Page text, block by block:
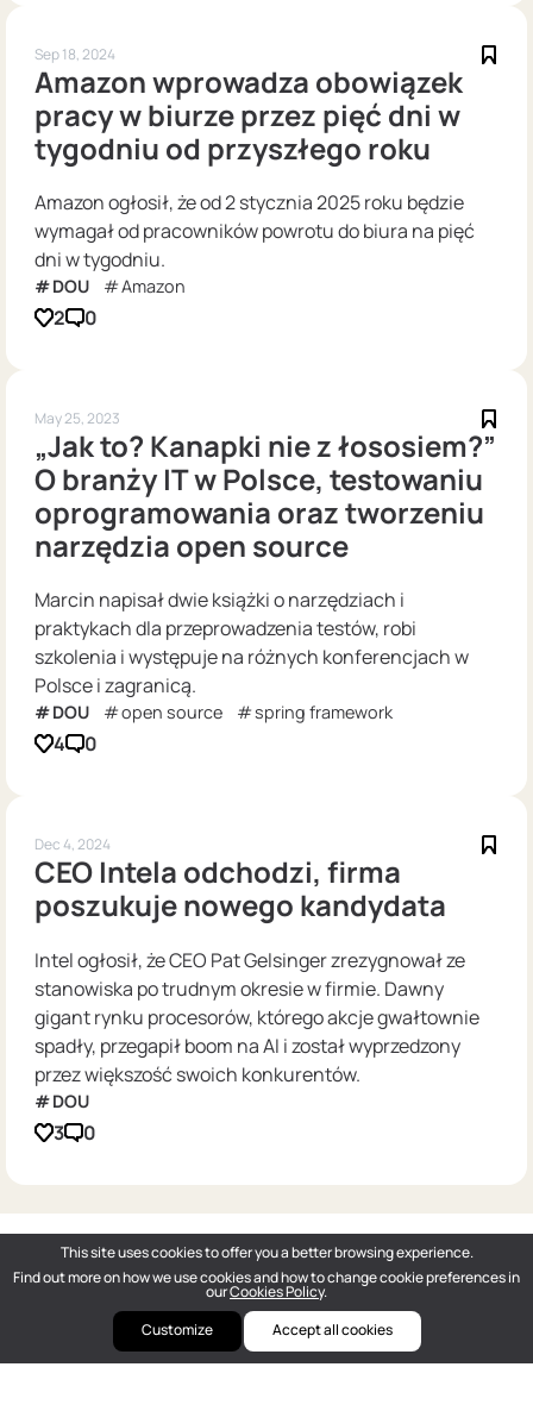
Sep 18, 2024
Amazon wprowadza obowiązek
pracy w biurze przez pięć dni w
tygodniu od przyszłego roku
Amazon ogłosił, że od 2 stycznia 2025 roku będzie
wymagał od pracowników powrotu do biura na pięć
dni w tygodniu.
DOU Amazon
2 0
May 25, 2023
„Jak to? Kanapki nie z łososiem?”
O branży IT w Polsce, testowaniu
oprogramowania oraz tworzeniu
narzędzia open source
Marcin napisał dwie książki o narzędziach i
praktykach dla przeprowadzenia testów, robi
szkolenia i występuje na różnych konferencjach w
Polsce i zagranicą.
DOU open source spring framework
4 0
Dec 4, 2024
CEO Intela odchodzi, firma
poszukuje nowego kandydata
Intel ogłosił, że CEO Pat Gelsinger zrezygnował ze
stanowiska po trudnym okresie w firmie. Dawny
gigant rynku procesorów, którego akcje gwałtownie
spadły, przegapił boom na AI i został wyprzedzony
przez większość swoich konkurentów.
DOU
3 0
This site uses cookies to offer you a better browsing experience.
Find out more on how we use cookies and how to change cookie preferences in
ourCookies Policy.
Customize
Accept all cookies